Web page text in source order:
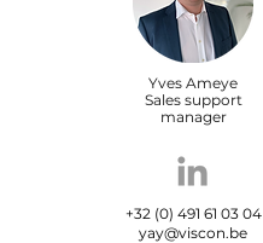
Yves Ameye
Sales support
manager
+32 (0) 491 61 03 04
yay@viscon.be